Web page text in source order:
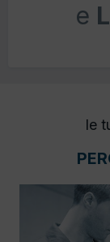
e
le